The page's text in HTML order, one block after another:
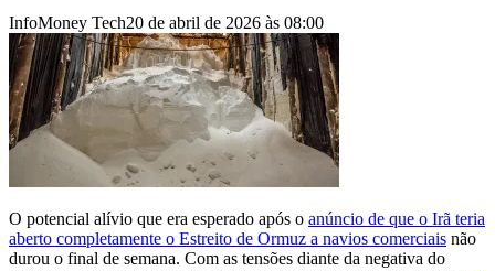
InfoMoney Tech20 de abril de 2026 às 08:00
O potencial alívio que era esperado após o anúncio de que o Irã teria
aberto completamente o Estreito de Ormuz a navios comerciais não
durou o final de semana. Com as tensões diante da negativa do